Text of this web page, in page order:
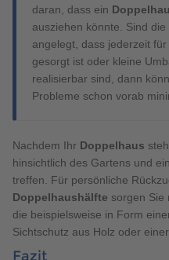
daran, dass ein
ausziehen könnte. Sind die
angelegt, dass jederzeit
gesorgt ist oder kleine
realisierbar sind, dann
Probleme schon vorab
Nachdem Ihr Doppelhaus
hinsichtlich des Gartens und
treffen. Für persönliche
Doppelhaushälfte sorgen Sie
die beispielsweise in Form
Sichtschutz aus Holz oder
Fazit